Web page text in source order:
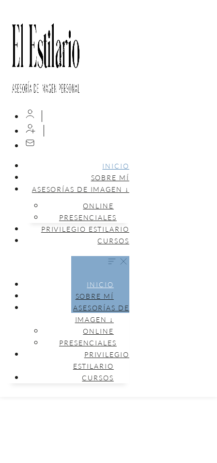
INICIO
SOBRE MÍ
ASESORÍAS DE IMAGEN ↓
ONLINE
PRESENCIALES
PRIVILEGIO ESTILARIO
CURSOS
INICIO
SOBRE MÍ
ASESORÍAS DE
IMAGEN ↓
ONLINE
PRESENCIALES
PRIVILEGIO
ESTILARIO
CURSOS